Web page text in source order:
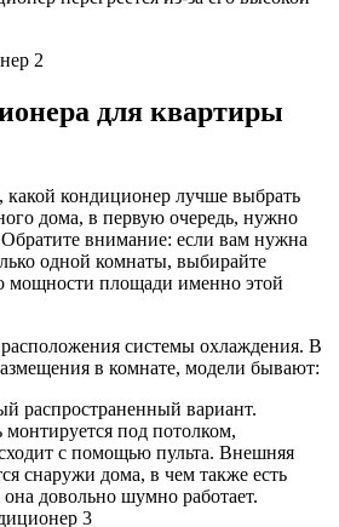
для квартиры
какой кондиционер лучше выбрать
дома, в первую очередь, нужно
внимание: если вам нужна
одной комнаты, выбирайте
мощности площади именно этой
системы охлаждения. В
в комнате, модели бывают:
распространенный вариант.
монтируется под потолком,
с помощью пульта. Внешняя
снаружи дома, в чем также есть
довольно шумно работает.